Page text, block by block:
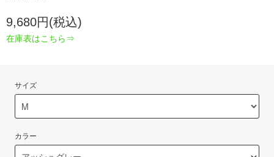
9,680円(税込)
在庫表はこちら⇒
サイズ
カラー